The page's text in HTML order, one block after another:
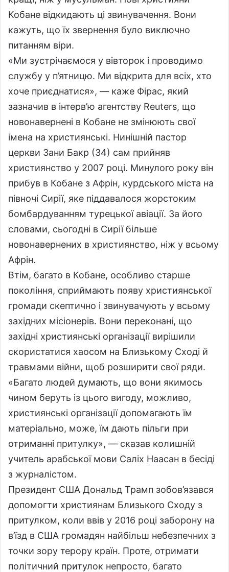
Кобане відкидають ці звинувачення. Вони
кажуть, що їх звернення було виключно
питанням віри.
«Ми зустрічаємося у вівторок і проводимо
службу у п’ятницю. Ми відкрита для всіх, хто
хоче приєднатися», — каже Фірас, який
зазначив в інтерв’ю агентству Reuters, що
новонавернені в Кобане не змінюють свої
імена на християнські. Нинішній пастор
церкви Зани Бакр (34) сам прийняв
християнство у 2007 році. Минулого року він
прибув в Кобане з Афрін, курдського міста на
півночі Сирії, яке піддавалося жорстоким
бомбардуванням турецької авіації. За його
словами, сьогодні в Сирії більше
новонавернених в християнство, ніж у всьому
Афрін.
Втім, багато в Кобане, особливо старше
покоління, сприймають появу християнської
громади скептично і звинувачують у всьому
західних місіонерів. Вони переконані, що
західні християнські організації вирішили
скористатися хаосом на Близькому Сході й
травмами війни, щоб розширити свої ряди.
«Багато людей думають, що вони якимось
чином беруть із цього вигоду, можливо,
християнські організації допомагають їм
матеріально, може, їм дають пільги при
отриманні притулку», — сказав колишній
учитель арабської мови Саліх Наасан в бесіді
з журналістом.
Президент США Дональд Трамп зобов’язався
допомогти християнам Близького Сходу з
притулком, коли ввів у 2016 році заборону на
в’їзд в США громадян найбільш небезпечних з
точки зору терору країн. Проте, отримати
політичний притулок непросто, багато